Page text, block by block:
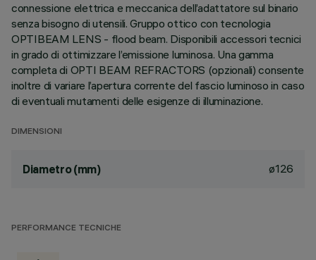
connessione elettrica e meccanica dell’adattatore sul binario
senza bisogno di utensili. Gruppo ottico con tecnologia
OPTIBEAM LENS - flood beam. Disponibili accessori tecnici
in grado di ottimizzare l’emissione luminosa. Una gamma
completa di OPTI BEAM REFRACTORS (opzionali) consente
inoltre di variare l’apertura corrente del fascio luminoso in caso
di eventuali mutamenti delle esigenze di illuminazione.
DIMENSIONI
Diametro (mm) ø126
PERFORMANCE TECNICHE